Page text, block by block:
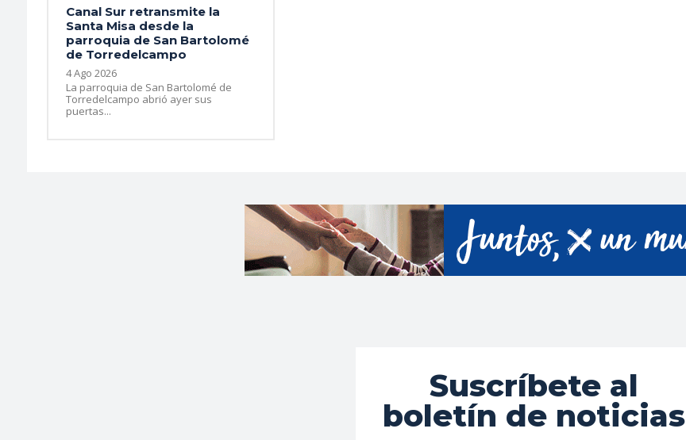
Canal Sur retransmite la
Santa Misa desde la
parroquia de San Bartolomé
de Torredelcampo
4 Ago 2026
La parroquia de San Bartolomé de
Torredelcampo abrió ayer sus
puertas...
Suscríbete al
boletín de noticias